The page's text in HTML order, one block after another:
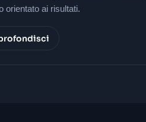
orientato ai risultati.